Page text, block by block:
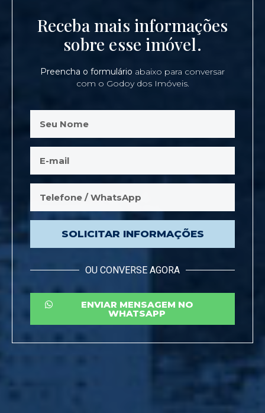
Receba mais informações
sobre esse imóvel.
Preencha o formulário abaixo para conversar
com o Godoy dos Imóveis.
SOLICITAR INFORMAÇÕES
OU CONVERSE AGORA
ENVIAR MENSAGEM NO
WHATSAPP